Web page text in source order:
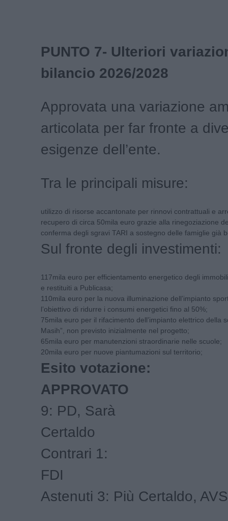
PUNTO 7- Ulteriori
bilancio 2026/2028
Approvata una variazione
articolata per far fronte a
esigenze dell’ente.
Tra le principali misure:
utilizzo di risorse accantonate per rinnovi contrattuali e
recupero di circa 50mila euro grazie alla rinegoziazione
conferma degli sgravi TARI a sostegno delle famiglie già
Sul fronte degli investimenti:
117mila euro per efficientamento energetico degli
e restituiti a Publicasa;
110mila euro per la nuova illuminazione dell’impianto
l’obiettivo di ridurre i consumi energetici fino al 50%;
75mila euro per il rifacimento dell’impianto elettrico della
Masih”, non previsto inizialmente nel progetto;
65mila euro per manutenzioni straordinarie nelle scuole;
20mila euro per nuove piantumazioni sul territorio;
Esito votazione:
9: PD, Sarà
Contrari 1:
Astenuti 3: Più Certaldo, AVS